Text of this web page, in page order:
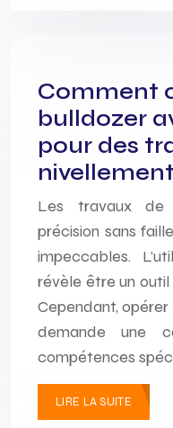
Comment
bulldozer
pour des
Les travaux de
précision sans
impeccables.
révèle être un
Cependant,
demande une
compétences
LIRE LA SUITE